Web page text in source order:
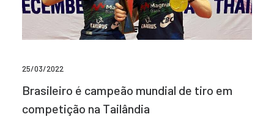
25/03/2022
Brasileiro é campeão mundial de tiro em
competição na Tailândia